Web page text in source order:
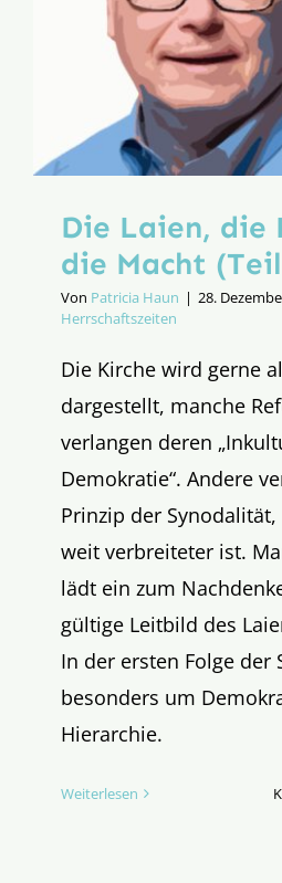
Die Laien, die
die Macht
Von Patricia Haun | 28.
Herrschaftszeiten
Die Kirche wird gerne
dargestellt, manche
verlangen deren
Demokratie“. Andere
Prinzip der
weit verbreiteter ist.
lädt ein zum
gültige Leitbild des
In der ersten Folge der
besonders um
Hierarchie.
Weiterlesen